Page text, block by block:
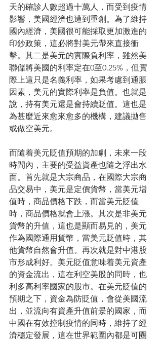
天的確診人數超過十萬人，而受到疫情
影響，美國經濟也遭到重創。為了維持
國內經濟，美國很可能採取更加激進的
印鈔政策，這必將對美元帶來直接衝
擊。其二是美元的實際負利率，雖然美
聯儲將美國的利率定在0至0.25%，但實
際上這只是名義利率，如果考慮到通脹
因素，美元的實際利率是負值。也就是
說，持有美元還是會持續貶值。這也是
為甚麼近來愈來愈多的機構，建議拋售
或做空美元。
而隨着美元貶值預期的加劇，未來一段
時間內，主要的受益資產也隨之浮出水
面。首先就是大宗商品，在國際大宗商
品交易中，美元是定價貨幣，當美元增
值時，商品價格下跌，而當美元貶值
時，商品價格就會上漲。其次是非美元
貨幣的升值，這也是顯而易見的，美元
作為國際通用貨幣，當美元貶值時，其
他貨幣自然會升值。再次就是對中港股
市形成利好。美元貶值意味着美元資產
的資金流出，這在利空美股的同時，也
利多高利率國家的股市。在美元貶值的
預期之下，資金為防貶值，會從美國流
出，並流向有資產升值前景的國家，而
中國在有效控制疫情的同時，維持了經
濟穩定發展，這在世界範圍內都是可圈